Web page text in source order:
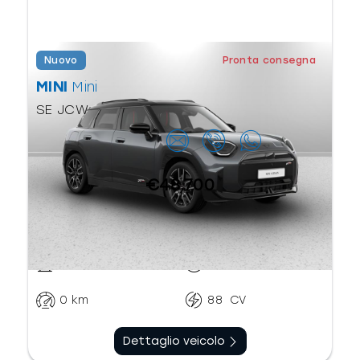
Nuovo Pronta consegna
MINI Mini
SE JCW
Contattaci
€48.700
Elettrico Automatico
0 km 88 CV
Dettaglio veicolo